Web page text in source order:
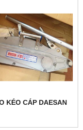
KÉO CÁP DAESAN